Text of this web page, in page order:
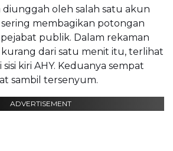
diunggah oleh salah satu akun
sering membagikan potongan
publik. Dalam rekaman
dari satu menit itu, terlihat
kiri AHY. Keduanya sempat
sambil tersenyum.
ADVERTISEMENT